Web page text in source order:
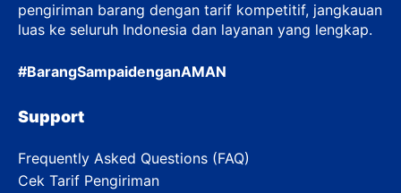
pengiriman barang dengan tarif kompetitif, jangkauan
luas ke seluruh Indonesia dan layanan yang lengkap.
#BarangSampaidenganAMAN
Support
Frequently Asked Questions (FAQ)
Cek Tarif Pengiriman